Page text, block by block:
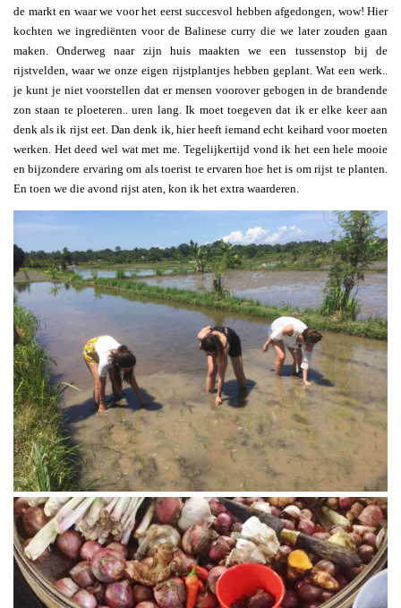
de markt en waar we voor het eerst succesvol hebben afgedongen, wow! Hier
kochten we ingrediënten voor de Balinese curry die we later zouden gaan
maken. Onderweg naar zijn huis maakten we een tussenstop bij de
rijstvelden, waar we onze eigen rijstplantjes hebben geplant. Wat een werk..
je kunt je niet voorstellen dat er mensen voorover gebogen in de brandende
zon staan te ploeteren.. uren lang. Ik moet toegeven dat ik er elke keer aan
denk als ik rijst eet. Dan denk ik, hier heeft iemand echt keihard voor moeten
werken. Het deed wel wat met me. Tegelijkertijd vond ik het een hele mooie
en bijzondere ervaring om als toerist te ervaren hoe het is om rijst te planten.
En toen we die avond rijst aten, kon ik het extra waarderen.